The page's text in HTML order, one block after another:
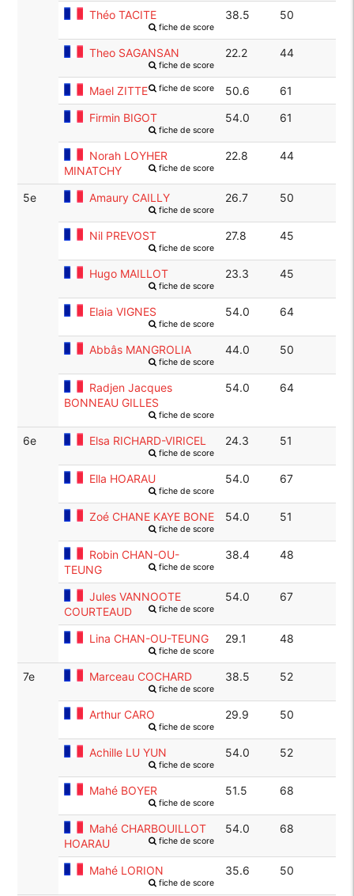
Théo TACITE
fiche de score
38.5 50
Theo SAGANSAN
fiche de score
22.2 44
Mael ZITTE fiche de score 50.6
61
Firmin BIGOT
fiche de score
54.0 61
Norah LOYHER
MINATCHY
fiche de score
22.8 44
5e Amaury CAILLY
fiche de score
26.7 50
Nil PREVOST
fiche de score
27.8 45
Hugo MAILLOT
fiche de score
23.3 45
Elaia VIGNES
fiche de score
54.0 64
Abbâs MANGROLIA
fiche de score
44.0 50
Radjen Jacques
BONNEAU GILLES
fiche de score
54.0 64
6e Elsa RICHARD-VIRICEL
fiche de score
24.3 51
Ella HOARAU
fiche de score
54.0 67
Zoé CHANE KAYE BONE
fiche de score
54.0 51
Robin CHAN-OU-
TEUNG
fiche de score
38.4 48
Jules VANNOOTE
COURTEAUD
fiche de score
54.0 67
Lina CHAN-OU-TEUNG
fiche de score
29.1 48
7e Marceau COCHARD
fiche de score
38.5 52
Arthur CARO
fiche de score
29.9 50
Achille LU YUN
fiche de score
54.0 52
Mahé BOYER
fiche de score
51.5 68
Mahé CHARBOUILLOT
HOARAU
fiche de score
54.0 68
Mahé LORION
fiche de score
35.6 50